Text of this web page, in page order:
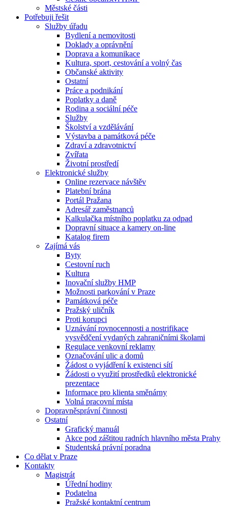
Městské části
Potřebuji řešit
Služby úřadu
Bydlení a nemovitosti
Doklady a oprávnění
Doprava a komunikace
Kultura, sport, cestování a volný čas
Občanské aktivity
Ostatní
Práce a podnikání
Poplatky a daně
Rodina a sociální péče
Služby
Školství a vzdělávání
Výstavba a památková péče
Zdraví a zdravotnictví
Zvířata
Životní prostředí
Elektronické služby
Online rezervace návštěv
Platební brána
Portál Pražana
Adresář zaměstnanců
Kalkulačka místního poplatku za odpad
Dopravní situace a kamery on-line
Katalog firem
Zajímá vás
Byty
Cestovní ruch
Kultura
Inovační služby HMP
Možnosti parkování v Praze
Památková péče
Pražský uličník
Proti korupci
Uznávání rovnocennosti a nostrifikace
vysvědčení vydaných zahraničními školami
Regulace venkovní reklamy
Označování ulic a domů
Žádost o vyjádření k existenci sítí
Žádosti o využití prostředků elektronické
prezentace
Informace pro klienta směnárny
Volná pracovní místa
Dopravněsprávní činnosti
Ostatní
Grafický manuál
Akce pod záštitou radních hlavního města Prahy
Studentská právní poradna
Co dělat v Praze
Kontakty
Magistrát
Úřední hodiny
Podatelna
Pražské kontaktní centrum